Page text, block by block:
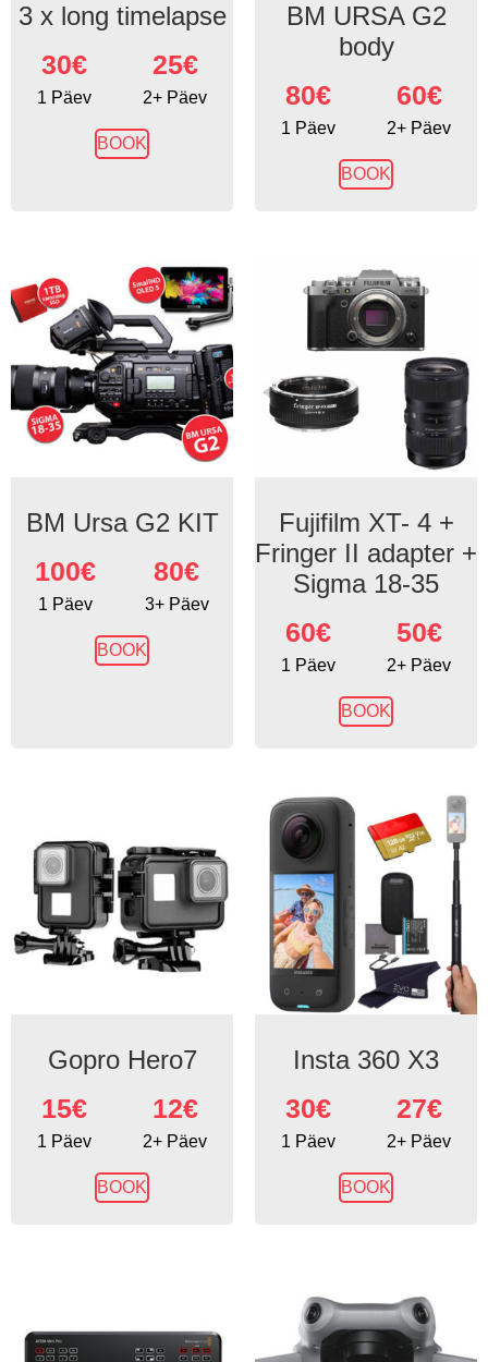
3 x long timelapse
1 Päev
30€
2+ Päev
25€
BOOK
BM URSA G2
body
1 Päev
80€
2+ Päev
60€
BOOK
BM Ursa G2 KIT
1 Päev
100€
3+ Päev
80€
BOOK
Fujifilm XT- 4 +
Fringer II adapter +
Sigma 18-35
1 Päev
60€
2+ Päev
50€
BOOK
Gopro Hero7
1 Päev
15€
2+ Päev
12€
BOOK
Insta 360 X3
1 Päev
30€
2+ Päev
27€
BOOK